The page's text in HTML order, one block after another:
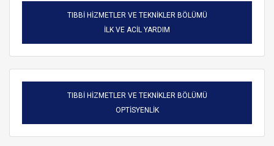
TIBBİ HİZMETLER VE TEKNİKLER BÖLÜMÜ
İLK VE ACİL YARDIM
TIBBİ HİZMETLER VE TEKNİKLER BÖLÜMÜ
OPTİSYENLİK